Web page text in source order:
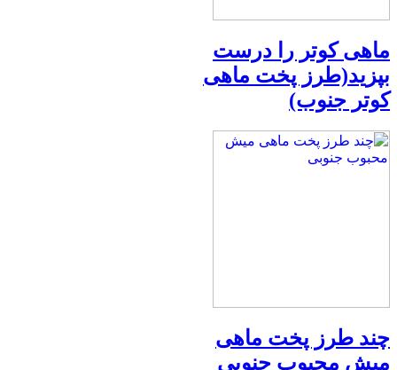
ماهی کوتر را درست
بپزید(طرز پخت ماهی
کوتر جنوب)
چند طرز پخت ماهی
میش محبوب جنوبی